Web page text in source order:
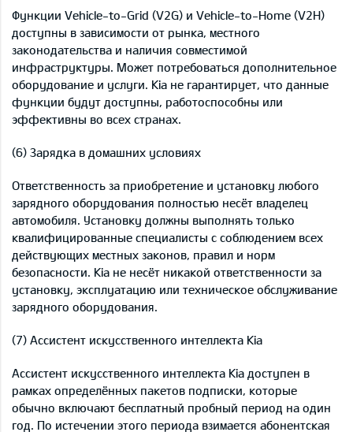
Функции Vehicle-to-Grid (V2G) и Vehicle-to-Home (V2H)
доступны в зависимости от рынка, местного
законодательства и наличия совместимой
инфраструктуры. Может потребоваться дополнительное
оборудование и услуги. Kia не гарантирует, что данные
функции будут доступны, работоспособны или
эффективны во всех странах.
(6) Зарядка в домашних условиях
Ответственность за приобретение и установку любого
зарядного оборудования полностью несёт владелец
автомобиля. Установку должны выполнять только
квалифицированные специалисты с соблюдением всех
действующих местных законов, правил и норм
безопасности. Kia не несёт никакой ответственности за
установку, эксплуатацию или техническое обслуживание
зарядного оборудования.
(7) Ассистент искусственного интеллекта Kia
Ассистент искусственного интеллекта Kia доступен в
рамках определённых пакетов подписки, которые
обычно включают бесплатный пробный период на один
год. По истечении этого периода взимается абонентская